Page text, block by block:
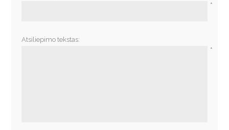
*
Atsiliepimo tekstas:
*